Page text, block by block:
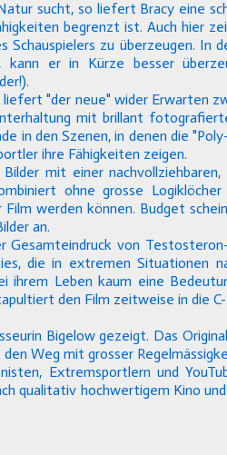
sucht, so liefert Bracy eine
begrenzt ist. Auch hier
Schauspielers zu überzeugen. In
er in Kürze besser
liefert "der neue" wider Erwarten
mit brillant
in den Szenen, in denen die
ihre Fähigkeiten zeigen.
mit einer nachvollziehbaren,
ohne grosse
werden können. Budget
an.
Gesamteindruck von
die in extremen Situationen
ihrem Leben kaum eine
den Film zeitweise in die
Bigelow gezeigt. Das
Weg mit grosser
Extremsportlern und
qualitativ hochwertigem Kino